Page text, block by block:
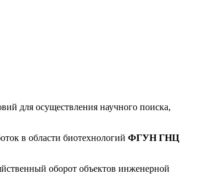
для осуществления научного поиска,
в области биотехнологий ФГУН ГНЦ
оборот объектов инженерной